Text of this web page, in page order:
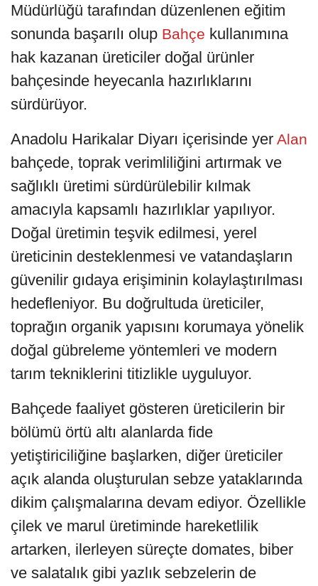
Müdürlüğü tarafından düzenlenen eğitim
sonunda başarılı olup Bahçe kullanımına
hak kazanan üreticiler doğal ürünler
bahçesinde heyecanla hazırlıklarını
sürdürüyor.
Anadolu Harikalar Diyarı içerisinde yer Alan
bahçede, toprak verimliliğini artırmak ve
sağlıklı üretimi sürdürülebilir kılmak
amacıyla kapsamlı hazırlıklar yapılıyor.
Doğal üretimin teşvik edilmesi, yerel
üreticinin desteklenmesi ve vatandaşların
güvenilir gıdaya erişiminin kolaylaştırılması
hedefleniyor. Bu doğrultuda üreticiler,
toprağın organik yapısını korumaya yönelik
doğal gübreleme yöntemleri ve modern
tarım tekniklerini titizlikle uyguluyor.
Bahçede faaliyet gösteren üreticilerin bir
bölümü örtü altı alanlarda fide
yetiştiriciliğine başlarken, diğer üreticiler
açık alanda oluşturulan sebze yataklarında
dikim çalışmalarına devam ediyor. Özellikle
çilek ve marul üretiminde hareketlilik
artarken, ilerleyen süreçte domates, biber
ve salatalık gibi yazlık sebzelerin de